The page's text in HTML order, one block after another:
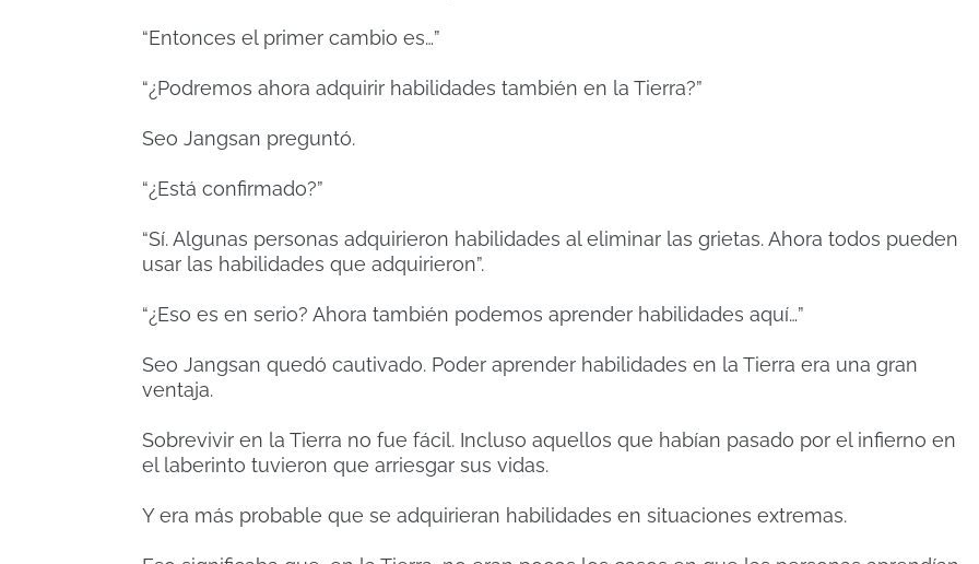
“Entonces el primer cambio es…”
“¿Podremos ahora adquirir habilidades también en la Tierra?”
Seo Jangsan preguntó.
“¿Está confirmado?”
“Sí. Algunas personas adquirieron habilidades al eliminar las grietas. Ahora todos pueden
usar las habilidades que adquirieron”.
“¿Eso es en serio? Ahora también podemos aprender habilidades aquí…”
Seo Jangsan quedó cautivado. Poder aprender habilidades en la Tierra era una gran
ventaja.
Sobrevivir en la Tierra no fue fácil. Incluso aquellos que habían pasado por el infierno en
el laberinto tuvieron que arriesgar sus vidas.
Y era más probable que se adquirieran habilidades en situaciones extremas.